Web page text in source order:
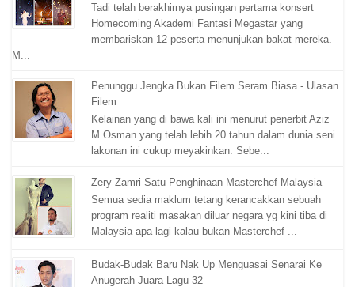
Tadi telah berakhirnya pusingan pertama konsert
Homecoming Akademi Fantasi Megastar yang
membariskan 12 peserta menunjukan bakat mereka.
M...
Penunggu Jengka Bukan Filem Seram Biasa - Ulasan
Filem
Kelainan yang di bawa kali ini menurut penerbit Aziz
M.Osman yang telah lebih 20 tahun dalam dunia seni
lakonan ini cukup meyakinkan. Sebe...
Zery Zamri Satu Penghinaan Masterchef Malaysia
Semua sedia maklum tetang kerancakkan sebuah
program realiti masakan diluar negara yg kini tiba di
Malaysia apa lagi kalau bukan Masterchef ...
Budak-Budak Baru Nak Up Menguasai Senarai Ke
Anugerah Juara Lagu 32